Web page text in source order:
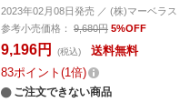
2023年02月08日発売 ／ (株)マーベラス
参考小売価格：
9,680円 5%OFF
9,196円 (税込)
送料無料
83ポイント 1倍
ご注文できない商品